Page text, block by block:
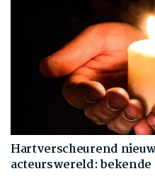
Hartverscheurend
acteurswereld: